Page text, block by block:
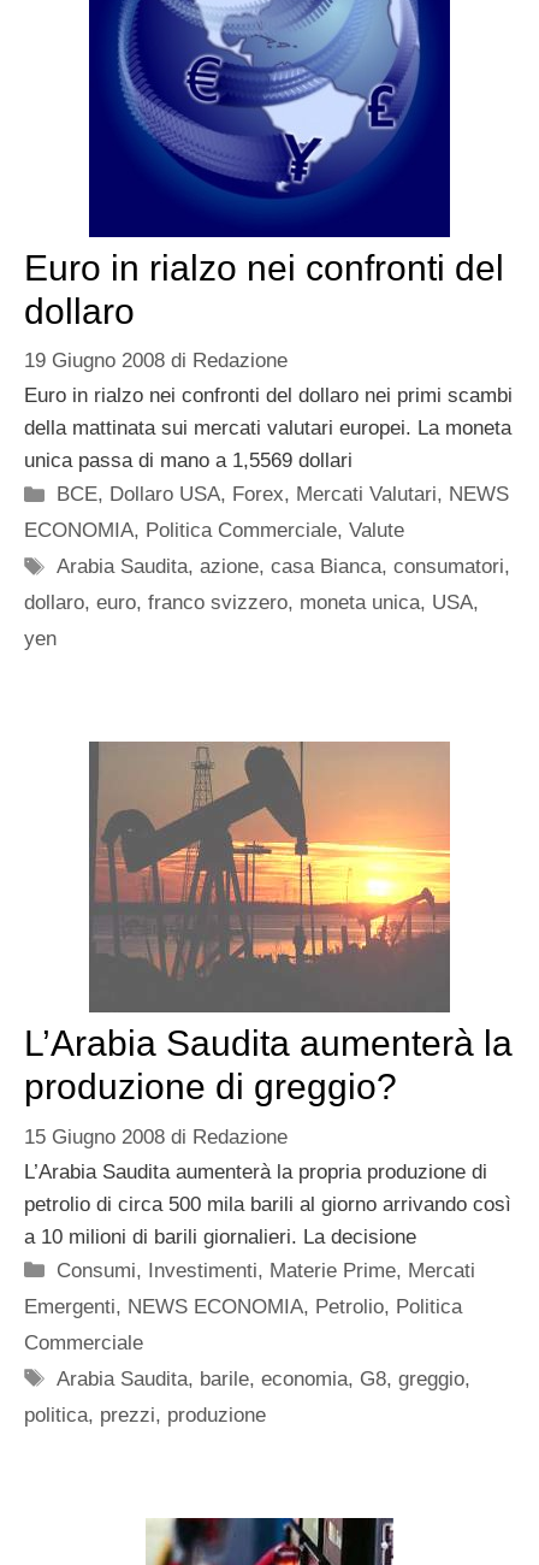
Euro in rialzo nei confronti del
dollaro
19 Giugno 2008 di Redazione
Euro in rialzo nei confronti del dollaro nei primi scambi
della mattinata sui mercati valutari europei. La moneta
unica passa di mano a 1,5569 dollari
Categorie
BCE, Dollaro USA, Forex, Mercati Valutari, NEWS
ECONOMIA, Politica Commerciale, Valute
Tag
Arabia Saudita,azione,casa Bianca,consumatori,
dollaro, euro, franco svizzero, moneta unica, USA,
yen
L’Arabia Saudita aumenterà la
produzione di greggio?
15 Giugno 2008 di Redazione
L’Arabia Saudita aumenterà la propria produzione di
petrolio di circa 500 mila barili al giorno arrivando così
a 10 milioni di barili giornalieri. La decisione
Categorie
Consumi, Investimenti, Materie Prime, Mercati
Emergenti, NEWS ECONOMIA, Petrolio, Politica
Commerciale
Tag
Arabia Saudita, barile,economia, G8,greggio,
politica, prezzi, produzione